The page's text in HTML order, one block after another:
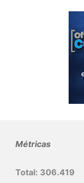
Métricas
Total: 306.419